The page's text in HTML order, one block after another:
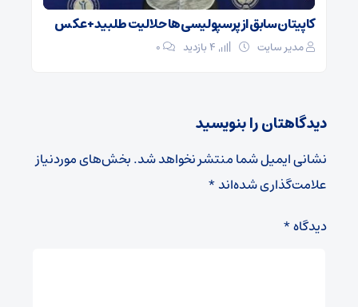
کاپیتان سابق از پرسپولیسی‌ها حلالیت طلبید + عکس
مدیر سایت ۰
دیدگاهتان را بنویسید
نشانی ایمیل شما منتشر نخواهد شد.بخش‌های موردنیاز
علامت‌گذاری شده‌اند*
دیدگاه*